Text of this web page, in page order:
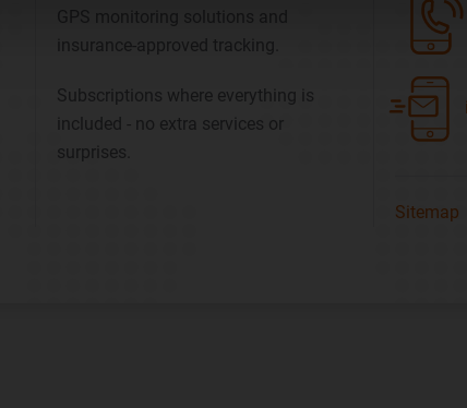
GPS monitoring solutions and
insurance-approved tracking.
Subscriptions where everything is
included - no extra services or
surprises.
Sitemap